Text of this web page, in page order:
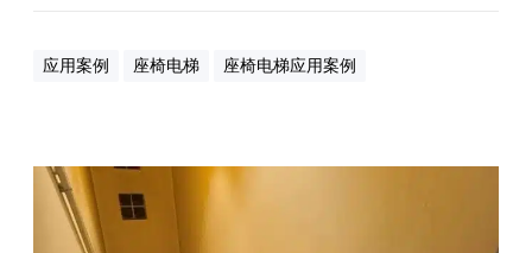
应用案例 座椅电梯 座椅电梯应用案例
座